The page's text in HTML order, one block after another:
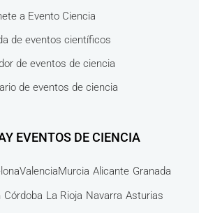
a Evento Ciencia
de eventos científicos
de eventos de ciencia
de eventos de ciencia
EVENTOS DE CIENCIA
ValenciaMurcia Alicante Granada
Córdoba La Rioja Navarra Asturias